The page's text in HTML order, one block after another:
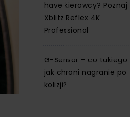
have kierowcy? Poznaj
Xblitz Reflex 4K
Professional
G-Sensor – co takiego i
jak chroni nagranie po
kolizji?